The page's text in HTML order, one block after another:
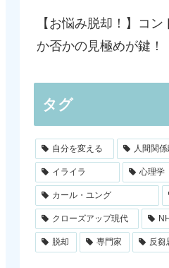
【お悩み脱却！】コ
か否かの見極めが鍵！
タグ
自分を変える 人間関
イライラ 心理学
カール・ユング
クローズアップ現代
脱却 専門家 反芻